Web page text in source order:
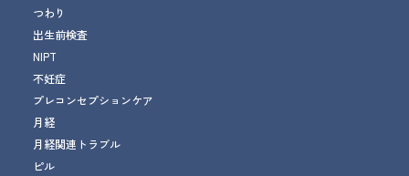
つわり
出生前検査
NIPT
不妊症
プレコンセプションケア
月経
月経関連トラブル
ピル